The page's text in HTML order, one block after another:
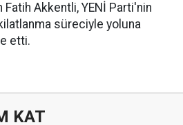
Akkentli, YENİ Parti'nin
süreciyle yoluna
etti.
KAT